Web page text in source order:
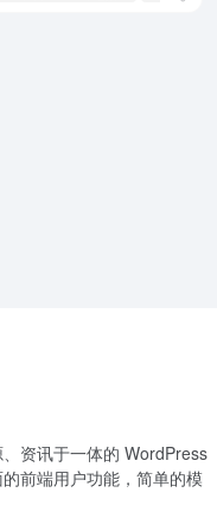
资讯于一体的 WordPress
前端用户功能，简单的模